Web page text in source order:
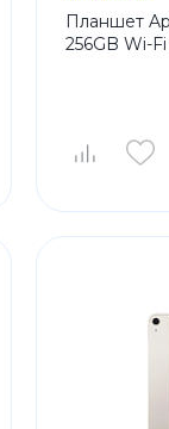
Планшет
256GB Wi-